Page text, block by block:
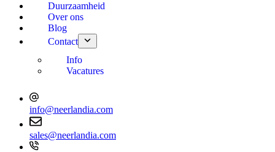
Duurzaamheid
Over ons
Blog
Contact
Info
Vacatures
info@neerlandia.com
sales@neerlandia.com